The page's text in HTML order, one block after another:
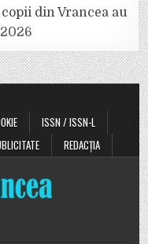
din Vrancea au
ISSN / ISSN-L
REDACȚIA